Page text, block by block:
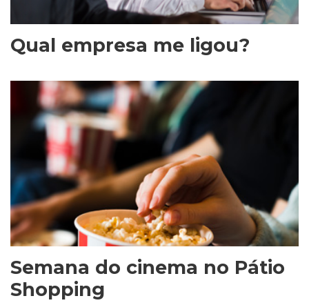
Qual empresa me ligou?
Semana do cinema no Pátio
Shopping